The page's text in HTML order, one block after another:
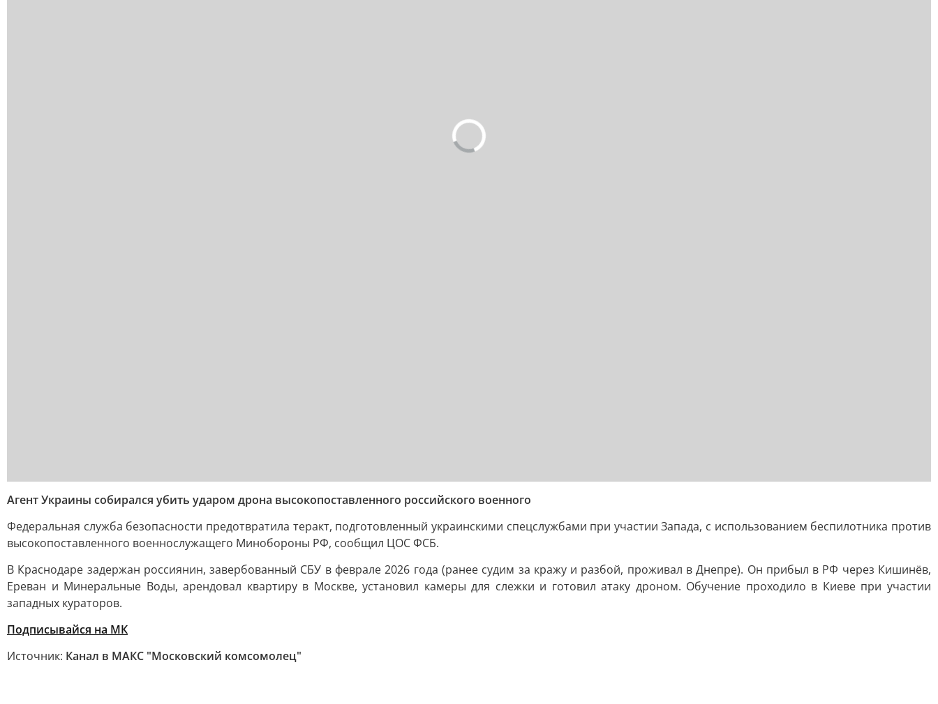
Агент Украины собирался убить ударом дрона высокопоставленного российского военного
Федеральная служба безопасности предотвратила теракт, подготовленный украинскими спецслужбами при участии Запада, с использованием беспилотника против
высокопоставленного военнослужащего Минобороны РФ, сообщил ЦОС ФСБ.
В Краснодаре задержан россиянин, завербованный СБУ в феврале 2026 года (ранее судим за кражу и разбой, проживал в Днепре). Он прибыл в РФ через Кишинёв,
Ереван и Минеральные Воды, арендовал квартиру в Москве, установил камеры для слежки и готовил атаку дроном. Обучение проходило в Киеве при участии
западных кураторов.
Подписывайся на МК
Источник: Канал в МАКС "Московский комсомолец"